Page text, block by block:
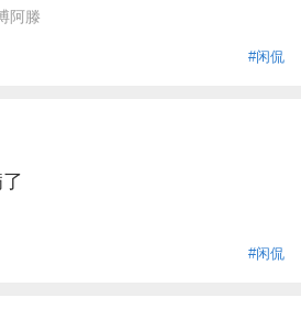
阿滕
#闲侃
#闲侃